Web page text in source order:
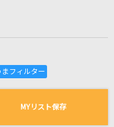
る曲の一覧
MYリスト保存